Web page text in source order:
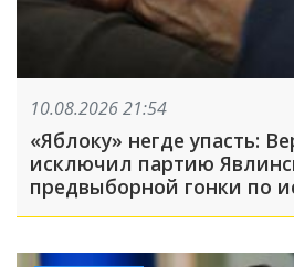
10.08.2026 21:54
«Яблоку» негде упасть:
исключил партию
предвыборной гонки по